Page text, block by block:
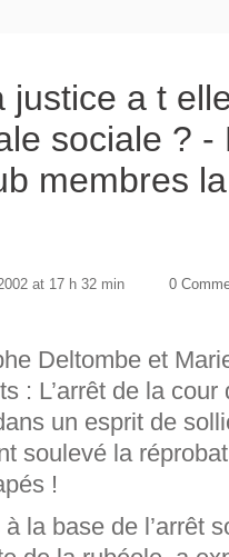
justice a t
sociale ? -
membres
at 17 h 32 min 0
Deltombe et
: L’arrêt de la
un esprit de
soulevé la
!
la base de l’arrêt